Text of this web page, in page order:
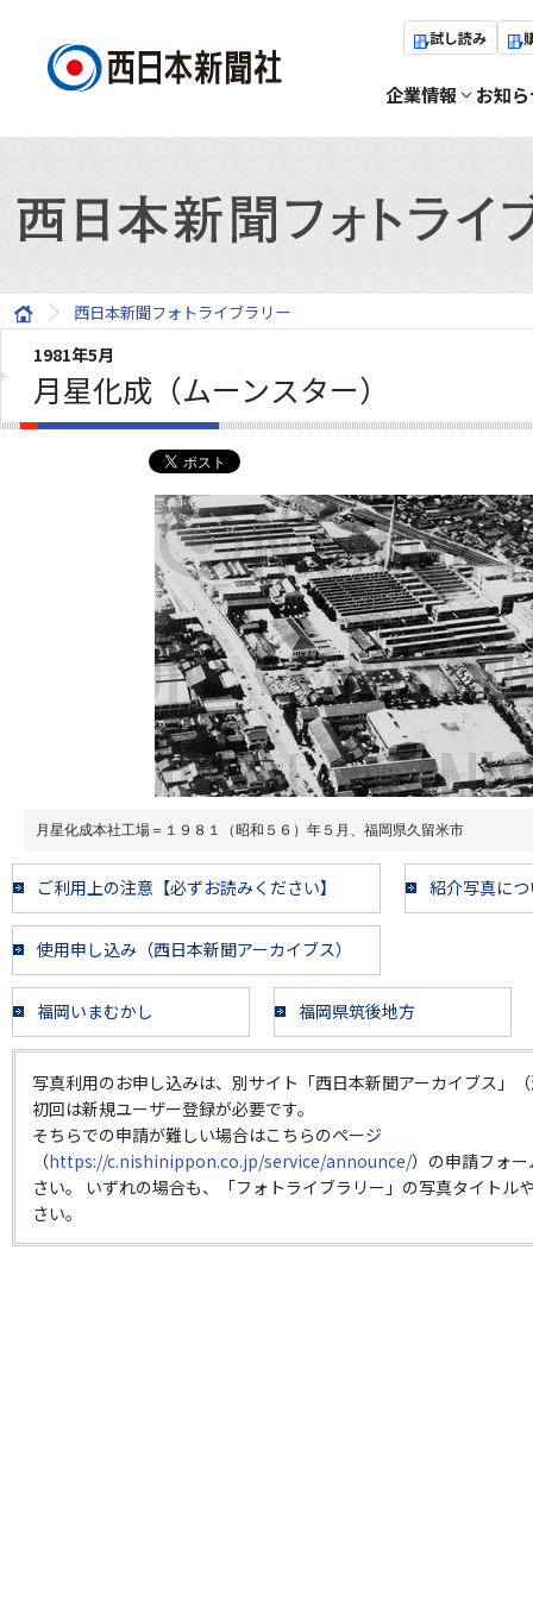
試し読み
企業情報 お知
西日本新聞フォトライブラリー
1981年5月
月星化成（ムーンスター）
月星化成本社工場＝１９８１（昭和５６）年５月、福岡県久留米市
ご利用上の注意【必ずお読みください】 紹介写真に
使用申し込み（西日本新聞アーカイブス）
福岡いまむかし 福岡県筑後地方
写真利用のお申し込みは、別サイト「西日本新聞アーカイブス」
初回は新規ユーザー登録が必要です。
そちらでの申請が難しい場合はこちらのページ
（https://c.nishinippon.co.jp/service/announce/）の申請フォ
さい。 いずれの場合も、「フォトライブラリー」の写真タイトル
さい。